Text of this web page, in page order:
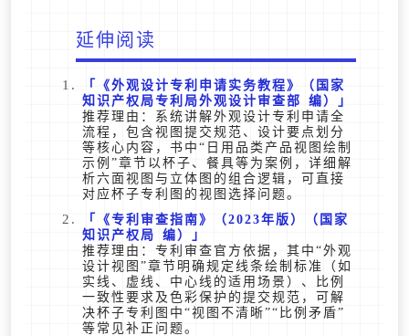
延伸阅读
《外观设计专利申请实务教程》（国家
知识产权局专利局外观设计审查部 编）
推荐理由：系统讲解外观设计专利申请全
流程，包含视图提交规范、设计要点划分
等核心内容，书中“日用品类产品视图绘制
示例”章节以杯子、餐具等为案例，详细解
析六面视图与立体图的组合逻辑，可直接
对应杯子专利图的视图选择问题。
《专利审查指南》（2023年版）（国家
知识产权局 编）
推荐理由：专利审查官方依据，其中“外观
设计视图”章节明确规定线条绘制标准（如
实线、虚线、中心线的适用场景）、比例
一致性要求及色彩保护的提交规范，可解
决杯子专利图中“视图不清晰”“比例矛盾”
等常见补正问题。